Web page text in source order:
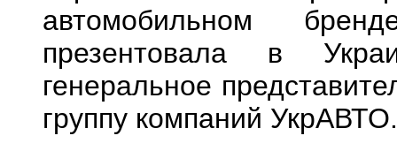
автомобильном
презентовала в
генеральное
группу компаний УкрАВТО.